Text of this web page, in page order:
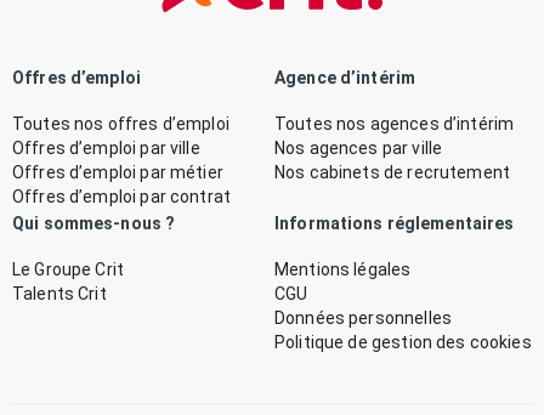
Offres d’emploi
Toutes nos offres d’emploi
Offres d’emploi par ville
Offres d’emploi par métier
Offres d’emploi par contrat
Agence d’intérim
Toutes nos agences d’intérim
Nos agences par ville
Nos cabinets de recrutement
Qui sommes-nous ?
Le Groupe Crit
Talents Crit
Informations réglementaires
Mentions légales
CGU
Données personnelles
Politique de gestion des cookies